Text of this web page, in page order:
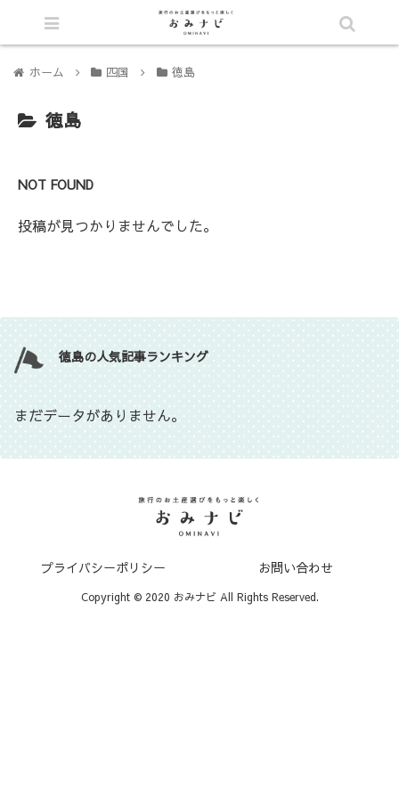
ホーム 四国 徳島
徳島
NOT FOUND
投稿が見つかりませんでした。
徳島の人気記事ランキング
まだデータがありません。
プライバシーポリシー お問い合わせ
Copyright © 2020 おみナビ All Rights Reserved.
シェア